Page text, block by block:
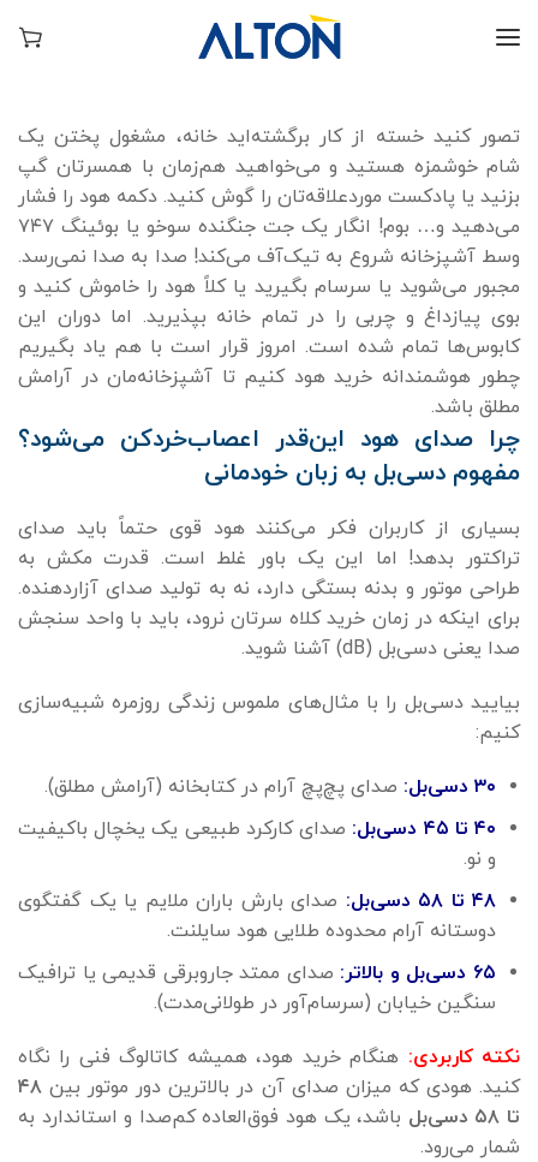
تصور کنید خسته از کار برگشته‌اید خانه، مشغول پختن یک
شام خوشمزه هستید و می‌خواهید هم‌زمان با همسرتان گپ
بزنید یا پادکست موردعلاقه‌تان را گوش کنید. دکمه هود را فشار
می‌دهید و… بوم! انگار یک جت جنگنده سوخو یا بوئینگ ۷۴۷
وسط آشپزخانه شروع به تیک‌آف می‌کند! صدا به صدا نمی‌رسد.
مجبور می‌شوید یا سرسام بگیرید یا کلاً هود را خاموش کنید و
بوی پیازداغ و چربی را در تمام خانه بپذیرید. اما دوران این
کابوس‌ها تمام شده است. امروز قرار است با هم یاد بگیریم
چطور هوشمندانه خرید هود کنیم تا آشپزخانه‌مان در آرامش
مطلق باشد.
چرا صدای هود این‌قدر اعصاب‌خردکن می‌شود؟
مفهوم دسی‌بل به زبان خودمانی
بسیاری از کاربران فکر می‌کنند هود قوی حتماً باید صدای
تراکتور بدهد! اما این یک باور غلط است. قدرت مکش به
طراحی موتور و بدنه بستگی دارد، نه به تولید صدای آزاردهنده.
برای اینکه در زمان خرید کلاه سرتان نرود، باید با واحد سنجش
صدا یعنی دسی‌بل (dB) آشنا شوید.
بیایید دسی‌بل را با مثال‌های ملموس زندگی روزمره شبیه‌سازی
کنیم:
۳۰ دسی‌بل:
صدای پچ‌پچ آرام در کتابخانه (آرامش مطلق).
۴۰ تا ۴۵ دسی‌بل:
صدای کارکرد طبیعی یک یخچال باکیفیت
و نو.
۴۸ تا ۵۸ دسی‌بل:
صدای بارش باران ملایم یا یک گفتگوی
دوستانه آرام محدوده طلایی هود سایلنت.
۶۵ دسی‌بل و بالاتر:
صدای ممتد جاروبرقی قدیمی یا ترافیک
سنگین خیابان (سرسام‌آور در طولانی‌مدت).
نکته کاربردی: هنگام خرید هود، همیشه کاتالوگ فنی را نگاه
کنید. هودی که میزان صدای آن در بالاترین دور موتور بین ۴۸
تا ۵۸ دسی‌بل
باشد، یک هود فوق‌العاده کم‌صدا و استاندارد به
شمار می‌رود.